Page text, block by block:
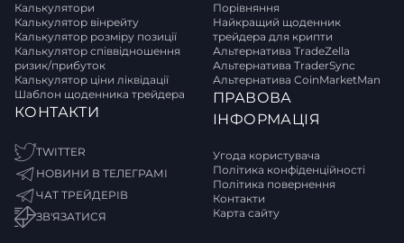
Калькулятори
Калькулятор вінрейту
Калькулятор розміру позиції
Калькулятор співвідношення
ризик/прибуток
Калькулятор ціни ліквідації
Шаблон щоденника трейдера
КОНТАКТИ
TWITTER
НОВИНИ В ТЕЛЕГРАМІ
ЧАТ ТРЕЙДЕРІВ
ЗВ'ЯЗАТИСЯ
Порівняння
Найкращий щоденник
трейдера для крипти
Альтернатива TradeZella
Альтернатива TraderSync
Альтернатива CoinMarketMan
ПРАВОВА
ІНФОРМАЦІЯ
Угода користувача
Політика конфіденційності
Політика повернення
Контакти
Карта сайту